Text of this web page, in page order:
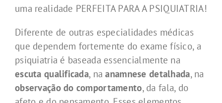
uma realidade PERFEITA PARA A PSIQUIATRIA!
Diferente de outras especialidades médicas
que dependem fortemente do exame físico, a
psiquiatria é baseada essencialmente na
escuta qualificada, naanamnese detalhada, na
observação do comportamento, da fala, do